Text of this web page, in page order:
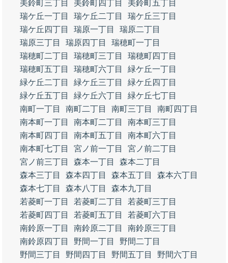
美鈴町三丁目
美鈴町四丁目
美鈴町五丁目
瑞ケ丘一丁目
瑞ケ丘二丁目
瑞ケ丘三丁目
瑞ケ丘四丁目
瑞原一丁目
瑞原二丁目
瑞原三丁目
瑞原四丁目
瑞穂町一丁目
瑞穂町二丁目
瑞穂町三丁目
瑞穂町四丁目
瑞穂町五丁目
瑞穂町六丁目
緑ケ丘一丁目
緑ケ丘二丁目
緑ケ丘三丁目
緑ケ丘四丁目
緑ケ丘五丁目
緑ケ丘六丁目
緑ケ丘七丁目
南町一丁目
南町二丁目 南町三丁目
南町四丁目
南本町一丁目
南本町二丁目
南本町三丁目
南本町四丁目
南本町五丁目
南本町六丁目
南本町七丁目
宮ノ前一丁目
宮ノ前二丁目
宮ノ前三丁目
森本一丁目
森本二丁目
森本三丁目
森本四丁目 森本五丁目
森本六丁目
森本七丁目
森本八丁目
森本九丁目
若菱町一丁目
若菱町二丁目
若菱町三丁目
若菱町四丁目
若菱町五丁目
若菱町六丁目
南鈴原一丁目
南鈴原二丁目
南鈴原三丁目
南鈴原四丁目
野間一丁目
野間二丁目
野間三丁目
野間四丁目 野間五丁目
野間六丁目